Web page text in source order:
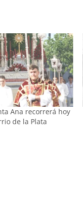
Ana recorrerá hoy
de la Plata